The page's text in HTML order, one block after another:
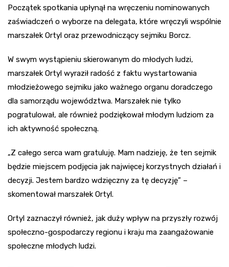
Początek spotkania upłynął na wręczeniu nominowanych
zaświadczeń o wyborze na delegata, które wręczyli wspólnie
marszałek Ortyl oraz przewodniczący sejmiku Borcz.
W swym wystąpieniu skierowanym do młodych ludzi,
marszałek Ortyl wyraził radość z faktu wystartowania
młodzieżowego sejmiku jako ważnego organu doradczego
dla samorządu województwa. Marszałek nie tylko
pogratulował, ale również podziękował młodym ludziom za
ich aktywność społeczną.
„Z całego serca wam gratuluję. Mam nadzieję, że ten sejmik
będzie miejscem podjęcia jak najwięcej korzystnych działań i
decyzji. Jestem bardzo wdzięczny za tę decyzję” –
skomentował marszałek Ortyl.
Ortyl zaznaczył również, jak duży wpływ na przyszły rozwój
społeczno-gospodarczy regionu i kraju ma zaangażowanie
społeczne młodych ludzi.